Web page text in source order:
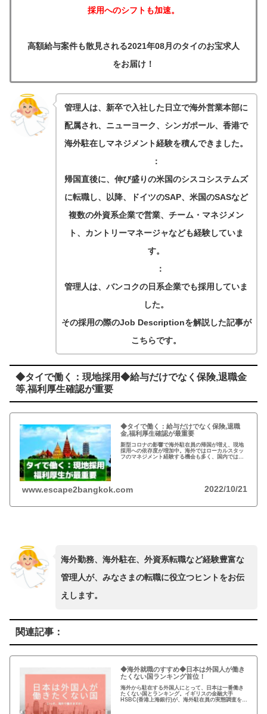
採用へのシフトも加速。
高額給与案件も散見される2021年08月のタイのお宝求人
をお届け！
管理人は、新卒で入社した日立で海外営業本部に
配属され、ニューヨーク、シンガポール、香港で
海外駐在しマネジメント経験を積んできました。
：
帰国直後に、伸び盛りの米国のシスコシステムズ
に転職し、以降、ドイツのSAP、米国のSASなど
複数の外資系企業で営業、チーム・マネジメン
ト、カントリーマネージャなども経験していま
す。
：
管理人は、バンコクの日系企業でも採用していま
した。
その採用の際のJob Descriptionを解説した記事が
こちらです。
◆タイで働く：現地採用◆給与だけでなく保険,退職金
等,福利厚生確認が重要
◆タイで働く：給与だけでなく保険,退職
金,福利厚生確認が最重要
新型コロナの影響で海外駐在員の帰国が増え、現地
採用への依存度が増加中。海外ではローカルスタッ
フのマネジメント経験する機会も多く、国内ではで
www.escape2bangkok.com 2022/10/21
海外勤務、海外駐在、外資系転職など経験豊富な
管理人が、みなさまの転職に役立つヒントをお伝
えします。
関連記事：
◆海外就職のすすめ◆日本は外国人が働き
たくない国ランキング首位！
海外から駐在する外国人にとって、日本は一番働き
たくない国とランキング。イギリスの金融大手
HSBC(香港上海銀行)が、海外駐在員の実態調査を発